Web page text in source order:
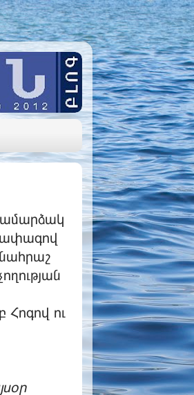
Հոգով ու